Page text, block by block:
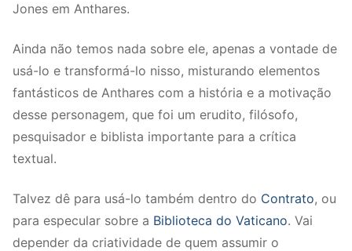
Jones em Anthares.
Ainda não temos nada sobre ele, apenas a vontade de
usá-lo e transformá-lo nisso, misturando elementos
fantásticos de Anthares com a história e a motivação
desse personagem, que foi um erudito, filósofo,
pesquisador e biblista importante para a crítica
textual.
Talvez dê para usá-lo também dentro do Contrato, ou
para especular sobre a Biblioteca do Vaticano. Vai
depender da criatividade de quem assumir o